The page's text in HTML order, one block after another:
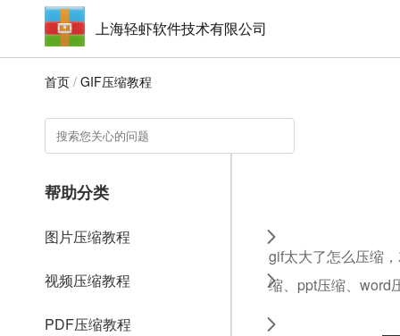
上海轻虾软件技术有限公司
首页 / GIF压缩教程
帮助分类
图片压缩教程
视频压缩教程
PDF压缩教程
gif太大了怎么压缩
缩、ppt压缩、word